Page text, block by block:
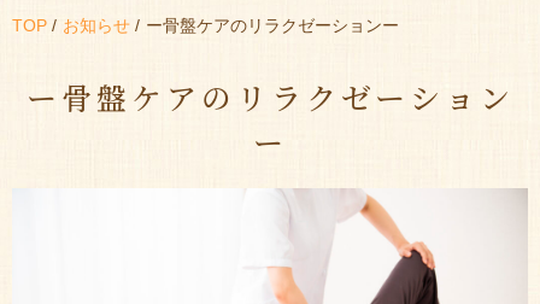
TOP お知らせ ー骨盤ケアのリラクゼーションー
ー骨盤ケアのリラクゼーション
ー